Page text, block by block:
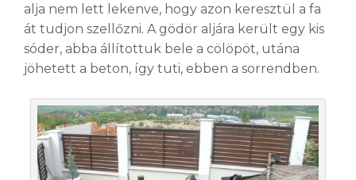
alja nem lett lekenve, hogy azon keresztül a fa
át tudjon szellőzni. A gödör aljára került egy kis
sóder, abba állítottuk bele a cölöpöt, utána
jöhetett a beton, így tuti, ebben a sorrendben.